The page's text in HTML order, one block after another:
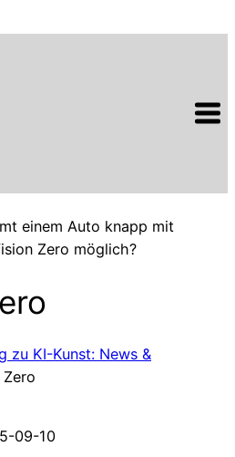
zu KI-Kunst: News &
09-10